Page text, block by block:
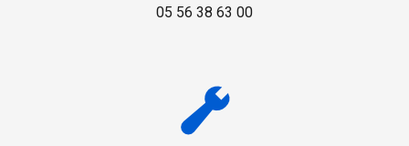
05 56 38 63 00